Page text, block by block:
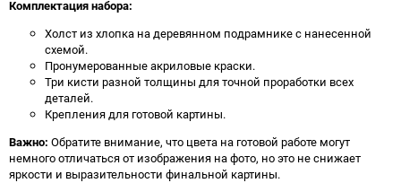
Комплектация набора:
Холст из хлопка на деревянном подрамнике с нанесенной
схемой.
Пронумерованные акриловые краски.
Три кисти разной толщины для точной проработки всех
деталей.
Крепления для готовой картины.
Важно: Обратите внимание, что цвета на готовой работе могут
немного отличаться от изображения на фото, но это не снижает
яркости и выразительности финальной картины.